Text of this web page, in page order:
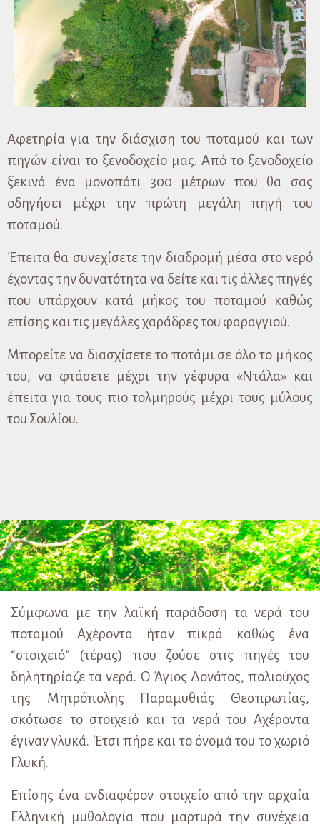
Αφετηρία για την διάσχιση του ποταμού και των
πηγών είναι το ξενοδοχείο μας. Από το ξενοδοχείο
ξεκινά ένα μονοπάτι 300 μέτρων που θα σας
οδηγήσει μέχρι την πρώτη μεγάλη πηγή του
ποταμού.
Έπειτα θα συνεχίσετε την διαδρομή μέσα στο νερό
έχοντας την δυνατότητα να δείτε και τις άλλες πηγές
που υπάρχουν κατά μήκος του ποταμού καθώς
επίσης και τις μεγάλες χαράδρες του φαραγγιού.
Μπορείτε να διασχίσετε το ποτάμι σε όλο το μήκος
του, να φτάσετε μέχρι την γέφυρα «Ντάλα» και
έπειτα για τους πιο τολμηρούς μέχρι τους μύλους
του Σουλίου.
Σύμφωνα με την λαϊκή παράδοση τα νερά του
ποταμού Αχέροντα ήταν πικρά καθώς ένα
“στοιχειό” (τέρας) που ζούσε στις πηγές του
δηλητηρίαζε τα νερά. Ο Άγιος Δονάτος, πολιούχος
της Μητρόπολης Παραμυθιάς Θεσπρωτίας,
σκότωσε το στοιχειό και τα νερά του Αχέροντα
έγιναν γλυκά. Έτσι πήρε και το όνομά του το χωριό
Γλυκή.
Επίσης ένα ενδιαφέρον στοιχείο από την αρχαία
Ελληνική μυθολογία που μαρτυρά την συνέχεια